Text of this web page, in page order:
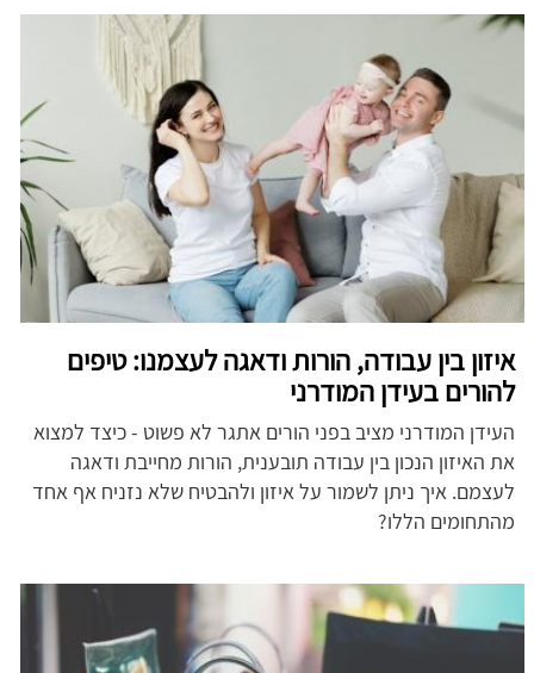
איזון בין עבודה, הורות ודאגה לעצמנו: טיפים
להורים בעידן המודרני
העידן המודרני מציב בפני הורים אתגר לא פשוט - כיצד למצוא
את האיזון הנכון בין עבודה תובענית, הורות מחייבת ודאגה
לעצמם. איך ניתן לשמור על איזון ולהבטיח שלא נזניח אף אחד
מהתחומים הללו?